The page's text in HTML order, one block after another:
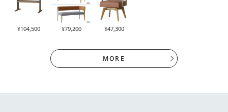
¥104,500 ¥79,200 ¥47,300
MORE